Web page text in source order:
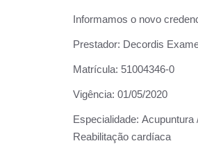
Informamos o novo
Prestador: Decordis
Matrícula: 51004346-0
Vigência: 01/05/2020
Especialidade: Acupuntura
Reabilitação cardíaca